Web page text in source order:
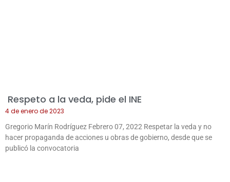
Respeto a la veda, pide el INE
4 de enero de 2023
Gregorio Marín Rodríguez Febrero 07, 2022 Respetar la veda y no
hacer propaganda de acciones u obras de gobierno, desde que se
publicó la convocatoria